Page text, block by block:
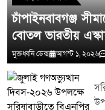
চাঁপাইনবাবগঞ্জ
বোতল ভারতীয়
মুক্তধ্বনি ডেক্স আগস্ট ১, ২০২৬